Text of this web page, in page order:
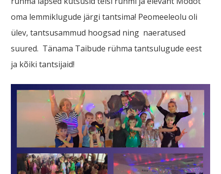
oma lemmiklugude järgi tantsima! Peomeeleolu oli
ülev, tantsusammud hoogsad ning naeratused
suured. Tänama Taibude rühma tantsulugude eest
ja kõiki tantsijaid!